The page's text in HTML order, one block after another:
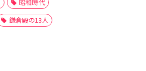
昭和時代
鎌倉殿の13人